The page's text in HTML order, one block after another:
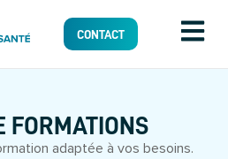
CONTACT
FORMATIONS
adaptée à vos besoins.